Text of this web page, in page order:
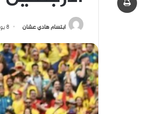
ابتسام هادي عشان 8 يوليو، 2026